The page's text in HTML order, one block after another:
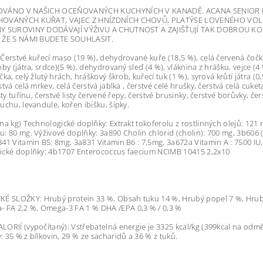
V NAŠICH OCEŇOVANÝCH KUCHYNÍCH V KANADĚ. ACANA
KUŘAT, VAJEC Z HNÍZDNÍCH CHOVŮ, PLATÝSE LOVENÉHO
SUROVINY DODÁVAJÍ VÝŽIVU A CHUTNOST A ZAJIŠŤUJÍ TAK DOBROU
S NÁMI BUDETE SOUHLASIT.
Čerstvé kuřecí maso (19 %), dehydrované kuře (18,5 %), celá červená
(játra, srdce)(5 %), dehydrovaný sleď (4 %), vláknina z hrášku, vejce
celý žlutý hrách, hráškový škrob, kuřecí tuk (1 %), syrová krůtí játra
celá mrkev, celá čerstvá jablka , čerstvé celé hrušky, čerstvá celá
tuřínu, čerstvé listy červené řepy, čerstvé brusinky, čerstvé borůvky,
levandule, kořen ibišku, šípky.
kg) Technologické doplňky: Extrakt tokoferolu z rostlinných olejů: 121
80 mg. Výživové doplňky: 3a890 Cholin chlorid (cholin): 700 mg, 3b606
Vitamin B5: 8mg, 3a831 Vitamin B6 : 7,5mg, 3a672a Vitamin A : 7500
doplňky: 4b1707 Enterococcus faecium NCIMB 10415 2,2x10
SLOŽKY: Hrubý protein 33 %, Obsah tuku 14 %, Hrubý popel 7 %,
FA 2,2 %, Omega-3 FA 1 % DHA /EPA 0,3 % / 0,3 %
(vypočítaný): Vstřebatelná energie je 3325 kcal/kg (399kcal na
35 % z bílkovin, 29 % ze sacharidů a 36 % z tuků.